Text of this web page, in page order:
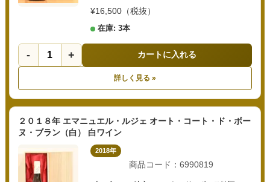
¥16,500（税抜）
在庫: 3本
- + カートに入れる
詳しく見る »
２０１８年 エマニュエル・ルジェ オート・コート・ド・ボー
ヌ・ブラン（白） 白ワイン
2018年
商品コード：6990819